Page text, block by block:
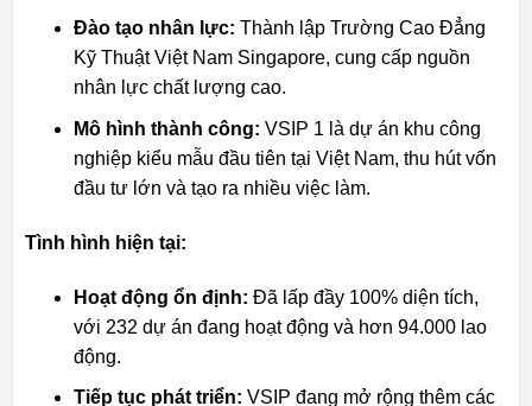
Đào tạo nhân lực: Thành lập Trường Cao Đẳng
Kỹ Thuật Việt Nam Singapore, cung cấp nguồn
nhân lực chất lượng cao.
Mô hình thành công: VSIP 1 là dự án khu công
nghiệp kiểu mẫu đầu tiên tại Việt Nam, thu hút vốn
đầu tư lớn và tạo ra nhiều việc làm.
Tình hình hiện tại:
Hoạt động ổn định: Đã lấp đầy 100% diện tích,
với 232 dự án đang hoạt động và hơn 94.000 lao
động.
Tiếp tục phát triển: VSIP đang mở rộng thêm các